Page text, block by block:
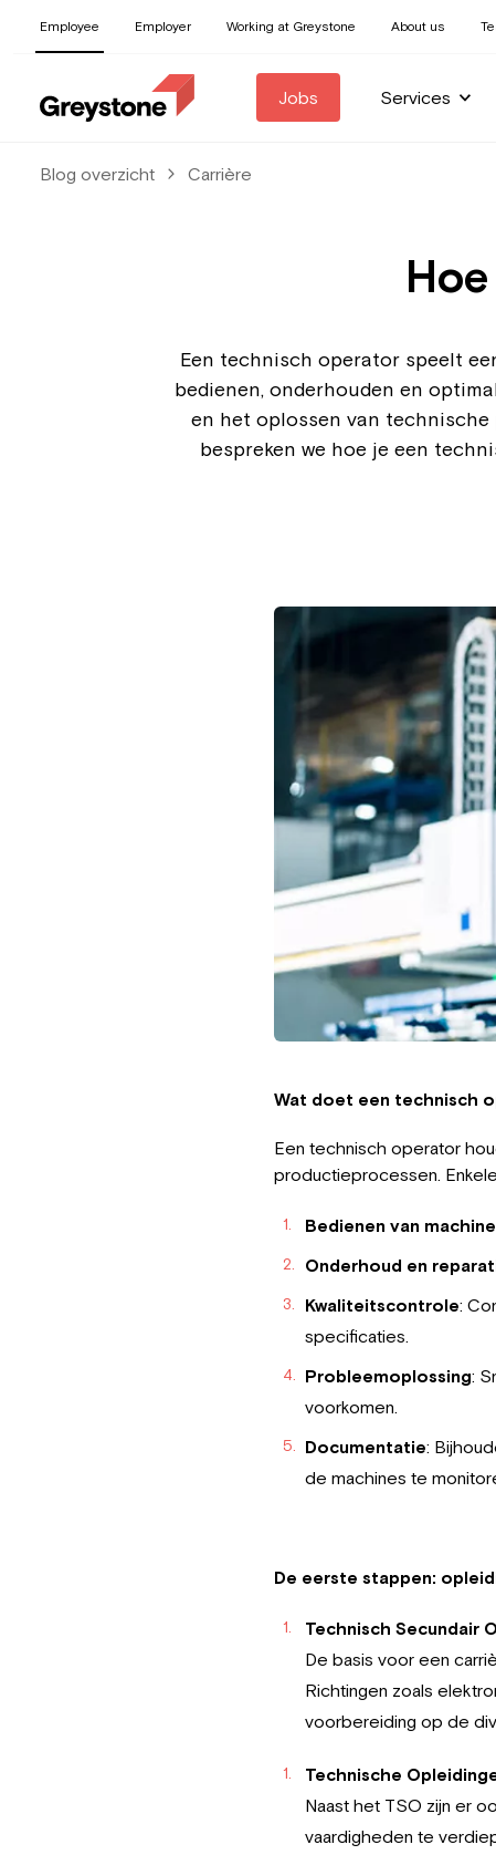
Employee Employer Working at Greystone About us
Jobs Services
Blog overzicht
Carrière
Een technisch operator speelt
bedienen, onderhouden en
en het oplossen van
bespreken we hoe je een
Wat doet een technisch
Een technisch operator
productieprocessen.
Bedienen van
Onderhoud en
Kwaliteitscontrole:
specificaties.
Probleemoplossing:
voorkomen.
Documentatie:
de machines te
De eerste stappen:
Technisch Secundair
De basis voor een
Richtingen zoals
voorbereiding op de
Technische
Naast het TSO zijn er
vaardigheden te